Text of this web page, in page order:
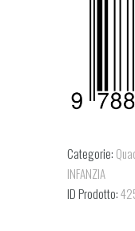
Categorie:
INFANZIA
ID Prodotto: